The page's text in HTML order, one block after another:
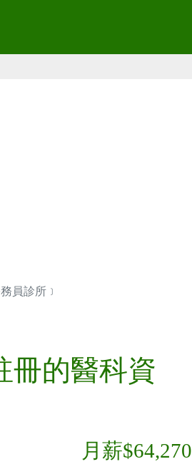
員診所﹞
冊的醫科資
月薪$64,270